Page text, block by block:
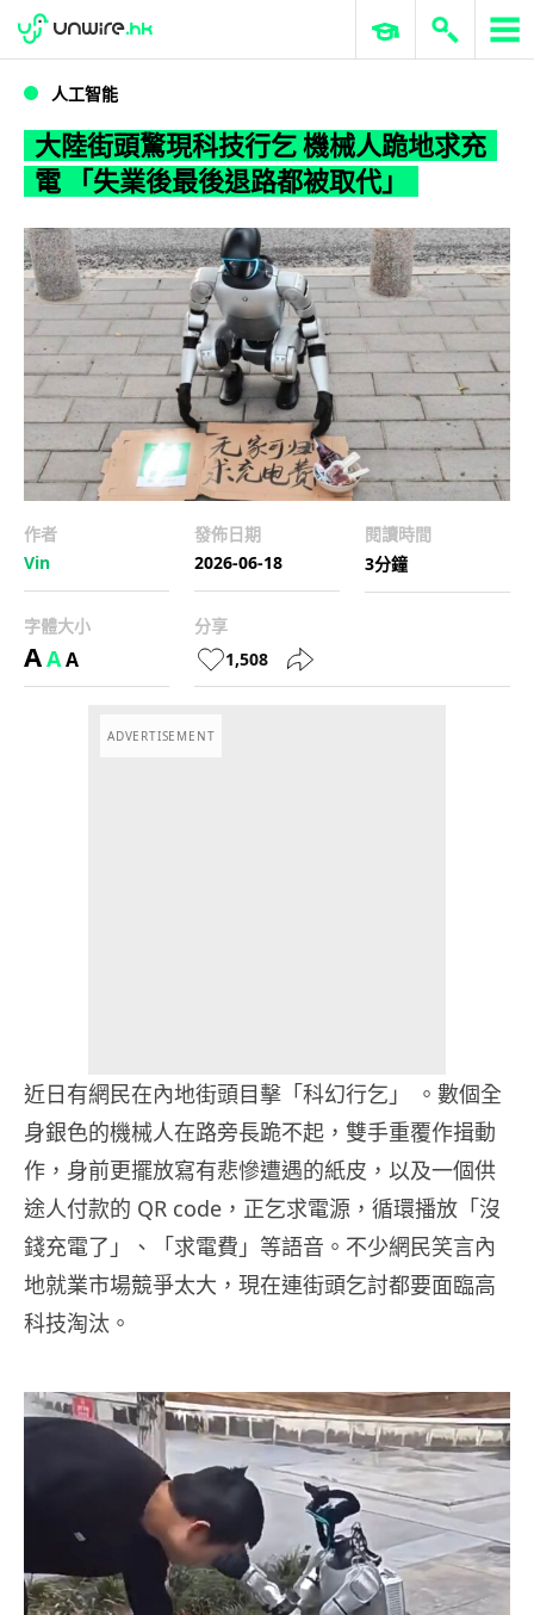
WWDC 2026 ERP 與商業 AI
人工智能
大陸街頭驚現科技行乞 機械人跪地求充
電 「失業後最後退路都被取代」
作者
Vin
發佈日期
2026-06-18
閱讀時間
3分鐘
字體大小
AAA
分享
1,508
ADVERTISEMENT
近日有網民在內地街頭目擊「科幻行乞」 。數個全
身銀色的機械人在路旁長跪不起，雙手重覆作揖動
作，身前更擺放寫有悲慘遭遇的紙皮，以及一個供
途人付款的 QR code，正乞求電源，循環播放「沒
錢充電了」、「求電費」等語音。不少網民笑言內
地就業市場競爭太大，現在連街頭乞討都要面臨高
科技淘汰。